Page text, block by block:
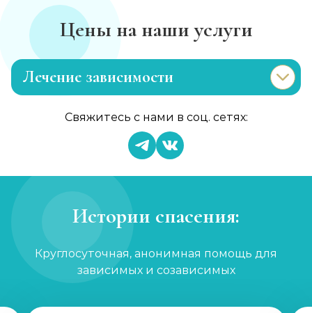
Цены на наши услуги
Лечение зависимости
Лечение никотиновой зависимости
от 2 500 ₽ Записаться
Свяжитесь с нами в соц. сетях:
Истории спасения:
Круглосуточная, анонимная помощь для
зависимых и созависимых